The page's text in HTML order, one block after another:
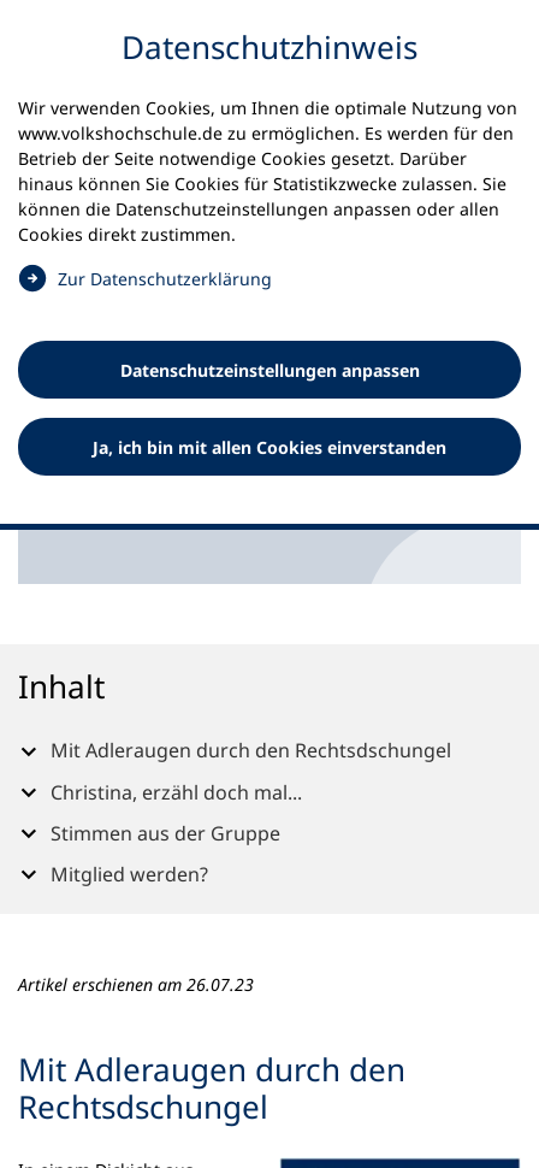
Datenschutz­hinweis
Wir verwenden Cookies, um Ihnen die optimale Nutzung von
www.volkshochschule.de zu ermöglichen. Es werden für den
Betrieb der Seite notwendige Cookies gesetzt. Darüber
hinaus können Sie Cookies für Statistikzwecke zulassen. Sie
können die Datenschutz­einstellungen anpassen oder allen
Cookies direkt zustimmen.
Zur Datenschutz­erklärung
i
Datenschutz­einstellungen anpassen
Ja, ich bin mit allen Cookies einverstanden
Startseite Service für Volkshochschulen
vhs.cloud
Netzwerkgruppe des Monats: Juli
Klare Perspektiven im
Treffpunkt Recht
2018 digital gestütztes Lernen, Lehren, Arbeiten und
bundesweites Vernetzen in der Volkshochschulwelt. In
unserer Serie "Netzwerkgruppe des Monats" stellen wir
Euch jeden Monat eine neue Gruppe vor. Im Juli soll es
um die Gruppe "Treffpunkt Recht" gehen.
Inhalt
Mit Adleraugen durch den Rechtsdschungel
Christina, erzähl doch mal...
Stimmen aus der Gruppe
Mitglied werden?
Artikel erschienen am 26.07.23
Mit Adleraugen durch den
Rechtsdschungel